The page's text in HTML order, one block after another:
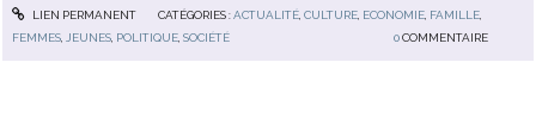
LIEN PERMANENT CATÉGORIES :ACTUALITÉ, CULTURE, ECONOMIE, FAMILLE,
FEMMES
JEUNES POLITIQUE ,SOCIÉTÉ 0 COMMENTAIRE